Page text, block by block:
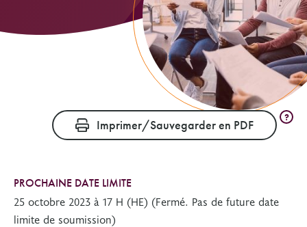
Imprimer/Sauvegarder en PDF ?
PROCHAINE DATE LIMITE
25 octobre 2023 à 17 H (HE) (Fermé. Pas de future date
limite de soumission)